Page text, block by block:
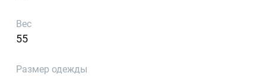
Вес
55
Размер одежды